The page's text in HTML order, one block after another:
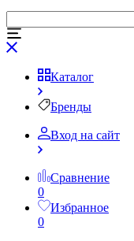
Каталог
Бренды
Вход на сайт
Сравнение
0
Избранное
0